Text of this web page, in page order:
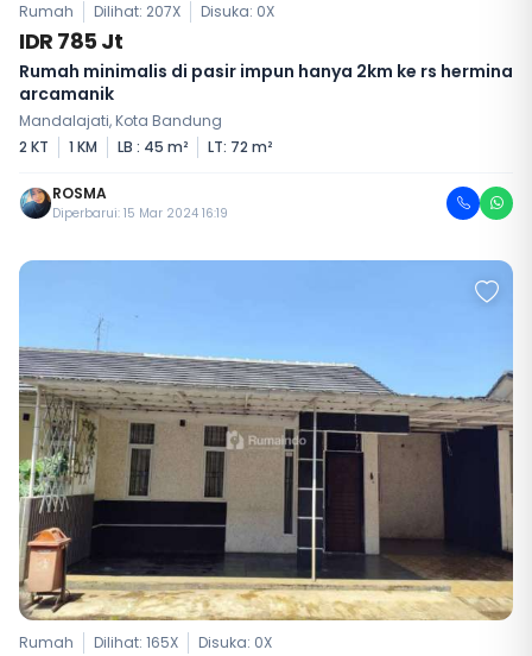
Rumah Dilihat: 207X Disuka: 0X
IDR 785 Jt
Rumah minimalis di pasir impun hanya 2km ke rs hermina
arcamanik
Mandalajati, Kota Bandung
2 KT
1 KM LB : 45 m² LT: 72 m²
ROSMA
Diperbarui: 15 Mar 2024 16:19
Rumah Dilihat: 165X Disuka: 0X